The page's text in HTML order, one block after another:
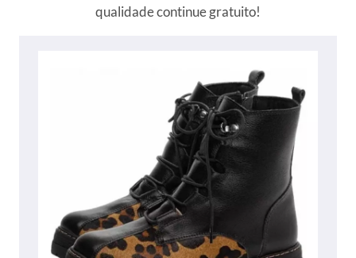
qualidade continue gratuito!